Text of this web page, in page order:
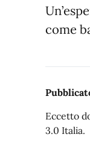
come
Eccetto
3.0 Italia.